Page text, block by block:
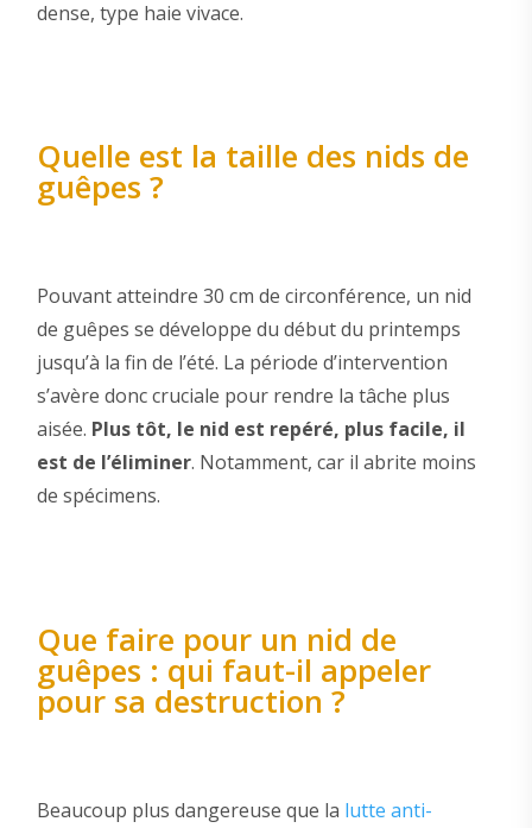
dense, type haie vivace.
Quelle est la taille des nids de
guêpes ?
Pouvant atteindre 30 cm de circonférence, un nid
de guêpes se développe du début du printemps
jusqu’à la fin de l’été. La période d’intervention
s’avère donc cruciale pour rendre la tâche plus
aisée. Plus tôt, le nid est repéré, plus facile, il
est de l’éliminer. Notamment, car il abrite moins
de spécimens.
Que faire pour un nid de
guêpes : qui faut-il appeler
pour sa destruction ?
Beaucoup plus dangereuse que la lutte anti-